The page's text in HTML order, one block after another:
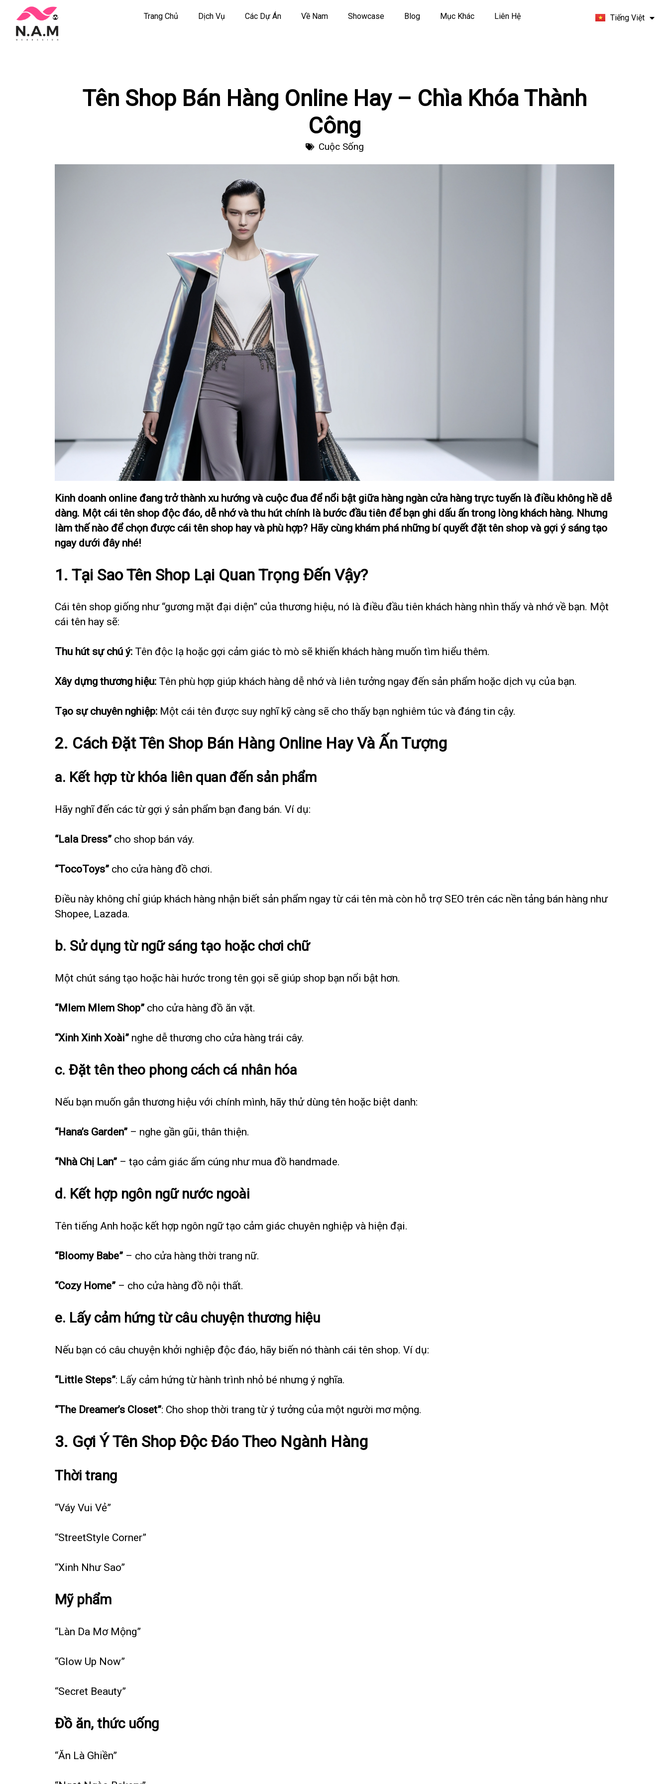
Chuyển
tới
Trang Chủ Dịch Vụ Các Dự Án Về Nam Showcase Blog Mục Khác Liên Hệ Tiếng Việt
Français
Tên Shop Bán Hàng Online Hay – Chìa Khóa Thành
Công
Cuộc Sống
Kinh doanh online đang trở thành xu hướng và cuộc đua để nổi bật giữa hàng ngàn cửa hàng trực tuyến là điều không hề dễ
dàng. Một cái tên shop độc đáo, dễ nhớ và thu hút chính là bước đầu tiên để bạn ghi dấu ấn trong lòng khách hàng. Nhưng
làm thế nào để chọn được cái tên shop hay và phù hợp? Hãy cùng khám phá những bí quyết đặt tên shop và gợi ý sáng tạo
ngay dưới đây nhé!
1. Tại Sao Tên Shop Lại Quan Trọng Đến Vậy?
Cái tên shop giống như “gương mặt đại diện” của thương hiệu, nó là điều đầu tiên khách hàng nhìn thấy và nhớ về bạn. Một
cái tên hay sẽ:
Thu hút sự chú ý: Tên độc lạ hoặc gợi cảm giác tò mò sẽ khiến khách hàng muốn tìm hiểu thêm.
Xây dựng thương hiệu: Tên phù hợp giúp khách hàng dễ nhớ và liên tưởng ngay đến sản phẩm hoặc dịch vụ của bạn.
Tạo sự chuyên nghiệp: Một cái tên được suy nghĩ kỹ càng sẽ cho thấy bạn nghiêm túc và đáng tin cậy.
2. Cách Đặt Tên Shop Bán Hàng Online Hay Và Ấn Tượng
a. Kết hợp từ khóa liên quan đến sản phẩm
Hãy nghĩ đến các từ gợi ý sản phẩm bạn đang bán. Ví dụ:
“Lala Dress” cho shop bán váy.
“TocoToys” cho cửa hàng đồ chơi.
Điều này không chỉ giúp khách hàng nhận biết sản phẩm ngay từ cái tên mà còn hỗ trợ SEO trên các nền tảng bán hàng như
Shopee, Lazada.
b. Sử dụng từ ngữ sáng tạo hoặc chơi chữ
Một chút sáng tạo hoặc hài hước trong tên gọi sẽ giúp shop bạn nổi bật hơn.
“Mlem Mlem Shop” cho cửa hàng đồ ăn vặt.
“Xinh Xinh Xoài” nghe dễ thương cho cửa hàng trái cây.
c. Đặt tên theo phong cách cá nhân hóa
Nếu bạn muốn gắn thương hiệu với chính mình, hãy thử dùng tên hoặc biệt danh:
“Hana’s Garden” – nghe gần gũi, thân thiện.
“Nhà Chị Lan” – tạo cảm giác ấm cúng như mua đồ handmade.
d. Kết hợp ngôn ngữ nước ngoài
Tên tiếng Anh hoặc kết hợp ngôn ngữ tạo cảm giác chuyên nghiệp và hiện đại.
“Bloomy Babe” – cho cửa hàng thời trang nữ.
“Cozy Home” – cho cửa hàng đồ nội thất.
e. Lấy cảm hứng từ câu chuyện thương hiệu
Nếu bạn có câu chuyện khởi nghiệp độc đáo, hãy biến nó thành cái tên shop. Ví dụ:
“Little Steps”: Lấy cảm hứng từ hành trình nhỏ bé nhưng ý nghĩa.
“The Dreamer’s Closet”: Cho shop thời trang từ ý tưởng của một người mơ mộng.
3. Gợi Ý Tên Shop Độc Đáo Theo Ngành Hàng
Thời trang
“Váy Vui Vẻ”
“StreetStyle Corner”
“Xinh Như Sao”
Mỹ phẩm
“Làn Da Mơ Mộng”
“Glow Up Now”
“Secret Beauty”
Đồ ăn, thức uống
“Ăn Là Ghiền”